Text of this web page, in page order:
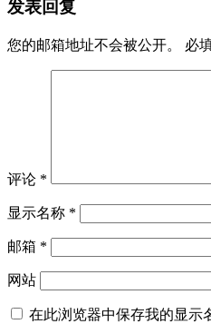
发表回复
您的邮箱地址不会被公开。 必
评论 *
显示名称 *
邮箱 *
网站
在此浏览器中保存我的显示